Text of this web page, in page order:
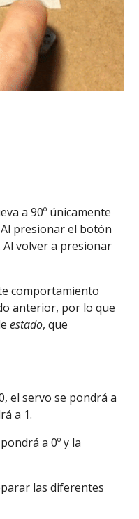
a 90º únicamente
presionar el botón
Al volver a presionar
comportamiento
anterior, por lo que
estado, que
el servo se pondrá a
a 1.
a 0º y la
las diferentes